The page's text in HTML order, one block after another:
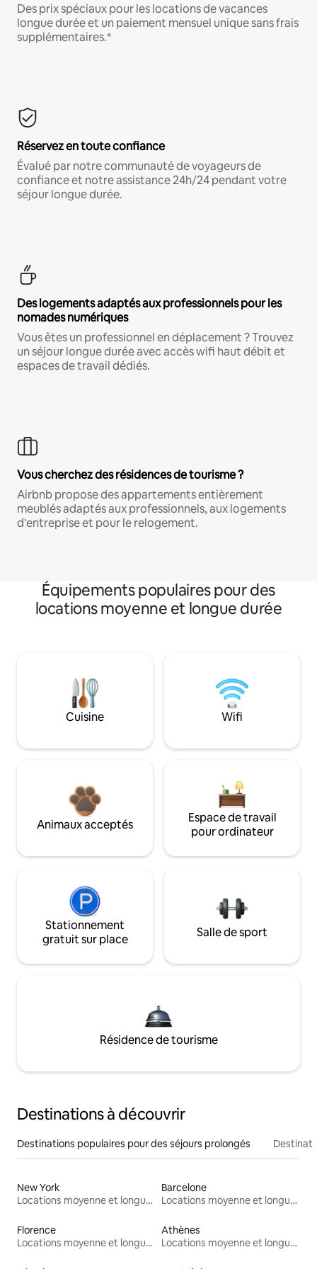
Des prix spéciaux pour les locations de vacances
longue durée et un paiement mensuel unique sans frais
supplémentaires.*
Réservez en toute confiance
Évalué par notre communauté de voyageurs de
confiance et notre assistance 24h/24 pendant votre
séjour longue durée.
Des logements adaptés aux professionnels pour les
nomades numériques
Vous êtes un professionnel en déplacement ? Trouvez
un séjour longue durée avec accès wifi haut débit et
espaces de travail dédiés.
Vous cherchez des résidences de tourisme ?
Airbnb propose des appartements entièrement
meublés adaptés aux professionnels, aux logements
d'entreprise et pour le relogement.
Équipements populaires pour des
locations moyenne et longue durée
Cuisine Wifi
Animaux acceptés
Espace de travail
pour ordinateur
Stationnement
gratuit sur place
Salle de sport
Résidence de tourisme
Destinations à découvrir
Destinations populaires pour des séjours prolongés
New York
Locations moyenne et longue durée
Barcelone
Locations moyenne et longue durée
Florence
Locations moyenne et longue durée
Athènes
Locations moyenne et longue durée